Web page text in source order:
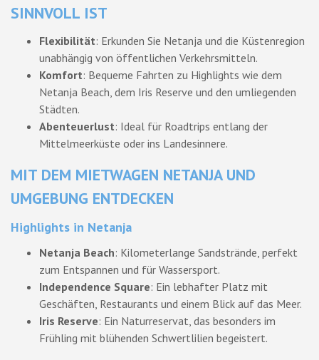
SINNVOLL IST
Flexibilität: Erkunden Sie Netanja und die Küstenregion
unabhängig von öffentlichen Verkehrsmitteln.
Komfort: Bequeme Fahrten zu Highlights wie dem
Netanja Beach, dem Iris Reserve und den umliegenden
Städten.
Abenteuerlust: Ideal für Roadtrips entlang der
Mittelmeerküste oder ins Landesinnere.
MIT DEM MIETWAGEN NETANJA UND
UMGEBUNG ENTDECKEN
Highlights in Netanja
Netanja Beach: Kilometerlange Sandstrände, perfekt
zum Entspannen und für Wassersport.
Independence Square: Ein lebhafter Platz mit
Geschäften, Restaurants und einem Blick auf das Meer.
Iris Reserve: Ein Naturreservat, das besonders im
Frühling mit blühenden Schwertlilien begeistert.